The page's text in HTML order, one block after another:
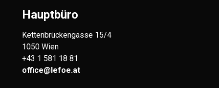
Hauptbüro
Kettenbrückengasse 15/4
1050 Wien
+43 1 581 18 81
office@lefoe.at